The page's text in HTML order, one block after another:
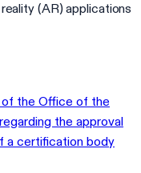
(AR) applications
the Office of the
the approval
a certification body